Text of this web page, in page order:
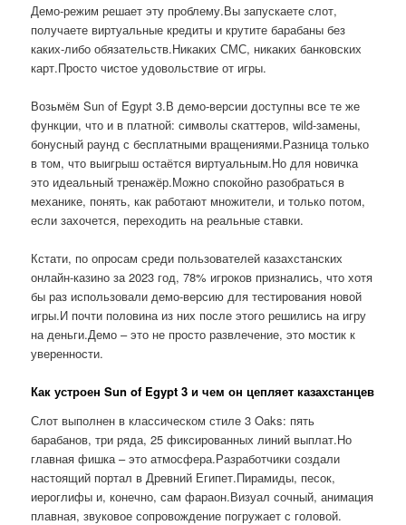
Демо-режим решает эту проблему.Вы запускаете слот,
получаете виртуальные кредиты и крутите барабаны без
каких-либо обязательств.Никаких СМС, никаких банковских
карт.Просто чистое удовольствие от игры.
Возьмём Sun of Egypt 3.В демо-версии доступны все те же
функции, что и в платной: символы скаттеров, wild-замены,
бонусный раунд с бесплатными вращениями.Разница только
в том, что выигрыш остаётся виртуальным.Но для новичка
это идеальный тренажёр.Можно спокойно разобраться в
механике, понять, как работают множители, и только потом,
если захочется, переходить на реальные ставки.
Кстати, по опросам среди пользователей казахстанских
онлайн-казино за 2023 год, 78% игроков признались, что хотя
бы раз использовали демо-версию для тестирования новой
игры.И почти половина из них после этого решились на игру
на деньги.Демо – это не просто развлечение, это мостик к
уверенности.
Как устроен Sun of Egypt 3 и чем он цепляет казахстанцев
Слот выполнен в классическом стиле 3 Oaks: пять
барабанов, три ряда, 25 фиксированных линий выплат.Но
главная фишка – это атмосфера.Разработчики создали
настоящий портал в Древний Египет.Пирамиды, песок,
иероглифы и, конечно, сам фараон.Визуал сочный, анимация
плавная, звуковое сопровождение погружает с головой.